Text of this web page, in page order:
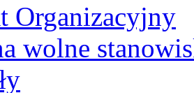
Organizacyjny
wolne